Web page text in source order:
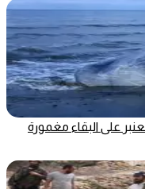
على البقاء مغمورة